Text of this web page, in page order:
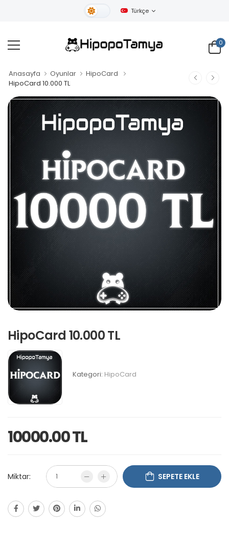
Gündüz Tema
Türkçe
0
Anasayfa Oyunlar
HipoCard
HipoCard 10.000 TL
HipoCard 10.000 TL
Kategori: HipoCard
10000.00 TL
Miktar: SEPETE EKLE